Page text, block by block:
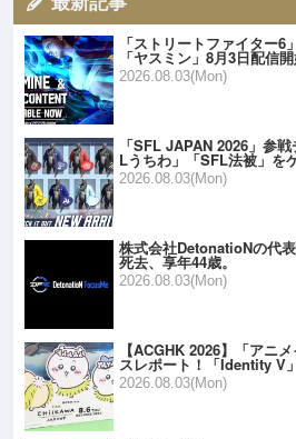
「ストリートファイター
「ヤスミン」8月3日配信
2026.08.03(Mon)
「SFL JAPAN 2026」参
Lうちわ」「SFL法被」を
2026.08.03(Mon)
株式会社DetonatioNの代
死去、享年44歳。
2026.08.03(Mon)
【ACGHK 2026】「アニ
スレポート！「Identity V
2026.08.03(Mon)